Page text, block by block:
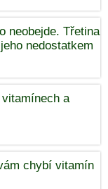
neobejde. Třetina
nedostatkem
a
chybí vitamín